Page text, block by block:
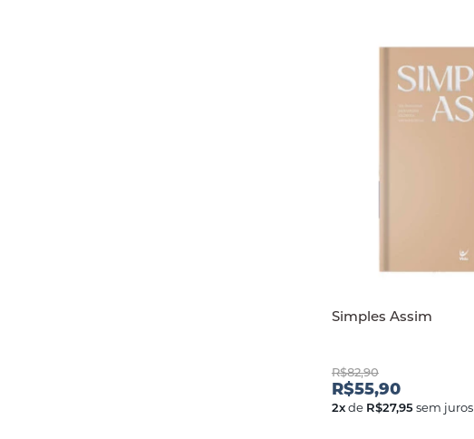
Simples Assim
R$82,90
R$55,90
2xde R$27,95sem juros